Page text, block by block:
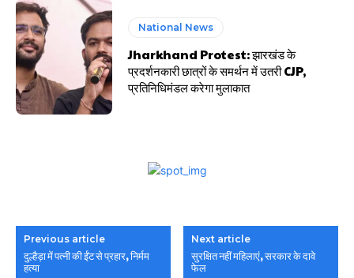
National News
Jharkhand Protest: झारखंड के
प्रदर्शनकारी छात्रों के समर्थन में उतरी CJP,
प्रतिनिधिमंडल करेगा मुलाकात
Previous article
दुल्हैड़ा में पत्नी की ईंट से प्रहार, निर्मम
हत्या
Next article
सुरक्षित नहीं महिलाएं, सरकार के दावे
फेल